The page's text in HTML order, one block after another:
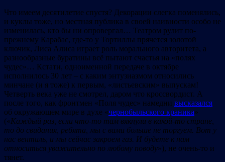
Что имеем десятилетие спустя? Декорации слегка поменялись,
и куклы тоже, но местная публика в своей наивности особо не
изменилась, кто бы ни опровергал… Театром рулит по-
прежнему Карабас, где-то у Тортиллы прячется золотой
ключик, Лиса Алиса играет роль морального авторитета, а
разнообразные буратины всё пытают счастья на «полях
чудес»… Кстати, одноименной передаче в октябре
исполнилось 30 лет – с каким энтузиазмом относились
минчане (и я тоже) к первым, «листьевским» выпускам!
Четверть века уже не смотрел, даром что кроссвордист. А
после того, как фронтмен «Поля чудес» намедни высказался
об окружающем мире в духе «чернобыльского краника»
(«Каждый раз, если что-то там вякнули в какой-то стране,
то до свидания, ребята, мы с вами больше не торгуем. Вот у
нас вентиль, и мы сейчас закроем газ. И будете к нам
относиться уважительно по любому поводу»), не очень-то и
тянет.